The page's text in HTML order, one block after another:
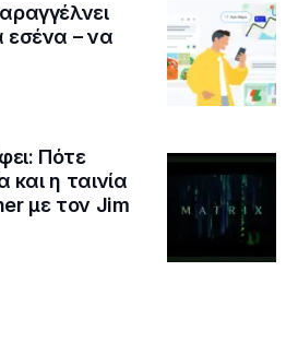
εσένα – να
Πότε
και η ταινία
με τον Jim